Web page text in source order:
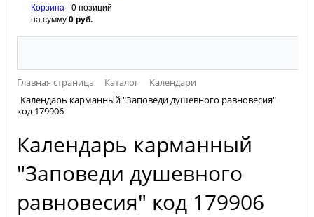
Корзина
0 позиций
на сумму0 руб.
Главная страница Каталог
Календари
Календарь карманный "Заповеди душевного равновесия"
код 179906
Календарь карманный
"Заповеди душевного
равновесия" код 179906